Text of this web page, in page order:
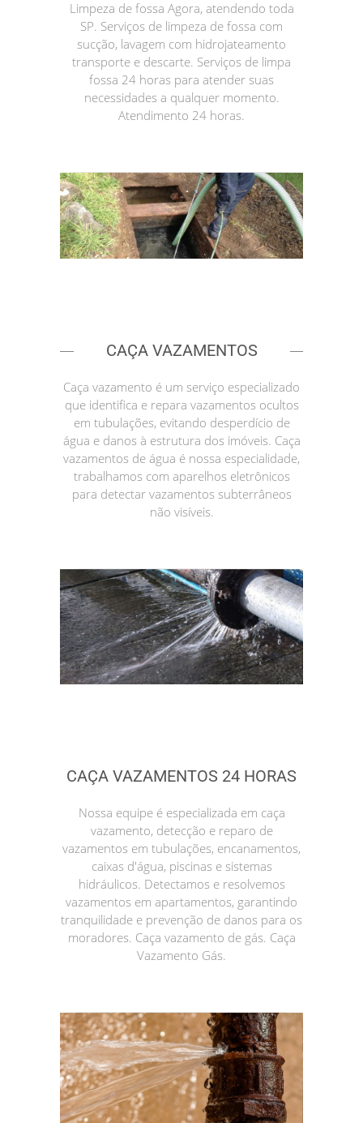
Limpeza de fossa Agora, atendendo toda
SP. Serviços de limpeza de fossa com
sucção, lavagem com hidrojateamento
transporte e descarte. Serviços de limpa
fossa 24 horas para atender suas
necessidades a qualquer momento.
Atendimento 24 horas.
CAÇA VAZAMENTOS
Caça vazamento é um serviço especializado
que identifica e repara vazamentos ocultos
em tubulações, evitando desperdício de
água e danos à estrutura dos imóveis. Caça
vazamentos de água é nossa especialidade,
trabalhamos com aparelhos eletrônicos
para detectar vazamentos subterrâneos
não visíveis.
CAÇA VAZAMENTOS 24 HORAS
Nossa equipe é especializada em caça
vazamento, detecção e reparo de
vazamentos em tubulações, encanamentos,
caixas d'água, piscinas e sistemas
hidráulicos. Detectamos e resolvemos
vazamentos em apartamentos, garantindo
tranquilidade e prevenção de danos para os
moradores. Caça vazamento de gás. Caça
Vazamento Gás.